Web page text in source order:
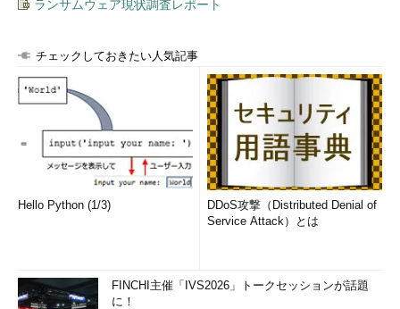
ランサムウェア現状調査レポート
チェックしておきたい人気記事
Hello Python (1/3)
DDoS攻撃（Distributed Denial of
Service Attack）とは
FINCHI主催「IVS2026」トークセッションが話題
に！